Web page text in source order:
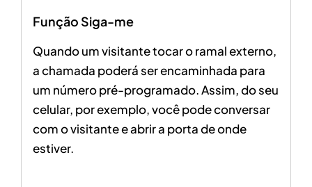
Função Siga-me
Quando um visitante tocar o ramal externo,
achamada poderá ser encaminhada para
um número pré-programado. Assim, do seu
celular, por exemplo, você pode conversar
com o visitante e abrir a porta de onde
estiver.